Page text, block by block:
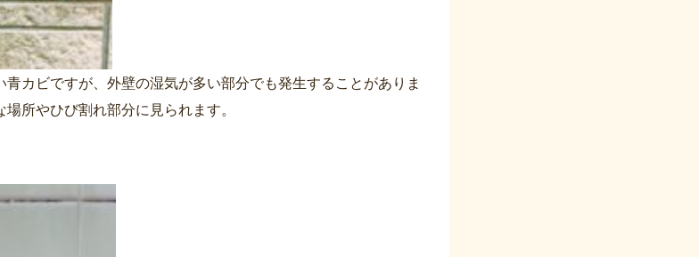
カビですが、外壁の湿気が多い部分でも発生することがありま
所やひび割れ部分に見られます。